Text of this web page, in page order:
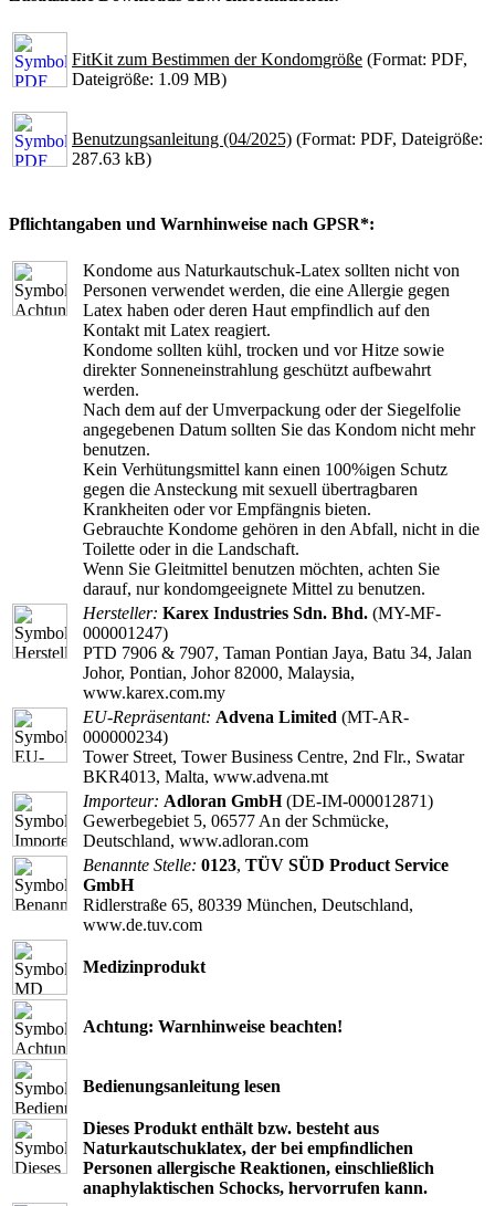
FitKit zum Bestimmen der Kondomgröße (Format: PDF,
Dateigröße: 1.09 MB)
Benutzungsanleitung (04/2025) (Format: PDF, Dateigröße:
287.63 kB)
Pflichtangaben und Warnhinweise nach GPSR*:
Kondome aus Naturkautschuk-Latex sollten nicht von
Personen verwendet werden, die eine Allergie gegen
Latex haben oder deren Haut empfindlich auf den
Kontakt mit Latex reagiert.
Kondome sollten kühl, trocken und vor Hitze sowie
direkter Sonneneinstrahlung geschützt aufbewahrt
werden.
Nach dem auf der Umverpackung oder der Siegelfolie
angegebenen Datum sollten Sie das Kondom nicht mehr
benutzen.
Kein Verhütungsmittel kann einen 100%igen Schutz
gegen die Ansteckung mit sexuell übertragbaren
Krankheiten oder vor Empfängnis bieten.
Gebrauchte Kondome gehören in den Abfall, nicht in die
Toilette oder in die Landschaft.
Wenn Sie Gleitmittel benutzen möchten, achten Sie
darauf, nur kondomgeeignete Mittel zu benutzen.
Hersteller: Karex Industries Sdn. Bhd. (MY-MF-
000001247)
PTD 7906 & 7907, Taman Pontian Jaya, Batu 34, Jalan
Johor, Pontian, Johor 82000, Malaysia,
www.karex.com.my
EU-Repräsentant: Advena Limited (MT-AR-
000000234)
Tower Street, Tower Business Centre, 2nd Flr., Swatar
BKR4013, Malta, www.advena.mt
Importeur: Adloran GmbH(DE-IM-000012871)
Gewerbegebiet 5, 06577 An der Schmücke,
Deutschland, www.adloran.com
Benannte Stelle: 0123, TÜV SÜD Product Service
GmbH
Ridlerstraße 65, 80339 München, Deutschland,
www.de.tuv.com
Medizinprodukt
Achtung: Warnhinweise beachten!
Bedienungsanleitung lesen
Dieses Produkt enthält bzw. besteht aus
Naturkautschuklatex, der bei empﬁndlichen
Personen allergische Reaktionen, einschließlich
anaphylaktischen Schocks, hervorrufen kann.